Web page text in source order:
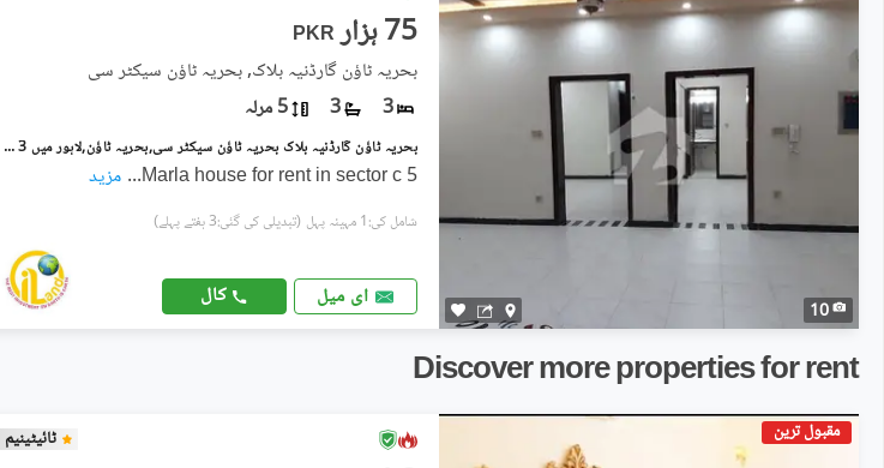
10
PKR 75 ہزار
بحریہ ٹاؤن گارڈنیہ بلاک, بحریہ ٹاؤن سیکٹر سی
3
3 5 مرلہ
بحریہ ٹاؤن گارڈنیہ بلاک بحریہ ٹاؤن سیکٹر سی,بحریہ ٹاؤن,لاہور میں 3 کمروں کا 5 مرلہ مکان 75.0 ہزار میں کرایہ پر دستیاب ہے۔
5 Marla house for rent in sector c
... مزید
شامل کی:1 مہینہ پہل (تبدیلی کی گئی:3 ہفتے پہلے)
ای میل کال
Discover more properties for rent
مقبول ترین ٹائیٹینیم